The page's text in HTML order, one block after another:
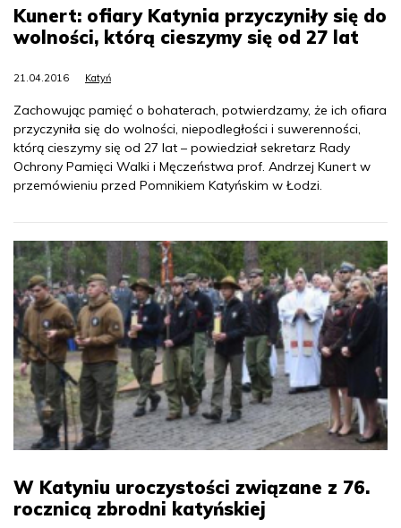
Kunert: ofiary Katynia przyczyniły się do
wolności, którą cieszymy się od 27 lat
21.04.2016 Katyń
Zachowując pamięć o bohaterach, potwierdzamy, że ich ofiara
przyczyniła się do wolności, niepodległości i suwerenności,
którą cieszymy się od 27 lat – powiedział sekretarz Rady
Ochrony Pamięci Walki i Męczeństwa prof. Andrzej Kunert w
przemówieniu przed Pomnikiem Katyńskim w Łodzi.
W Katyniu uroczystości związane z 76.
rocznicą zbrodni katyńskiej